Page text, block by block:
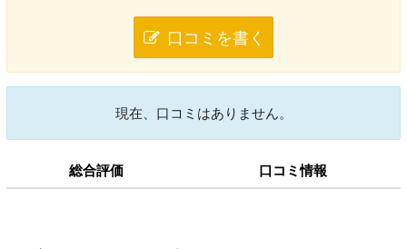
口コミを書く
現在、口コミはありません。
総合評価 口コミ情報